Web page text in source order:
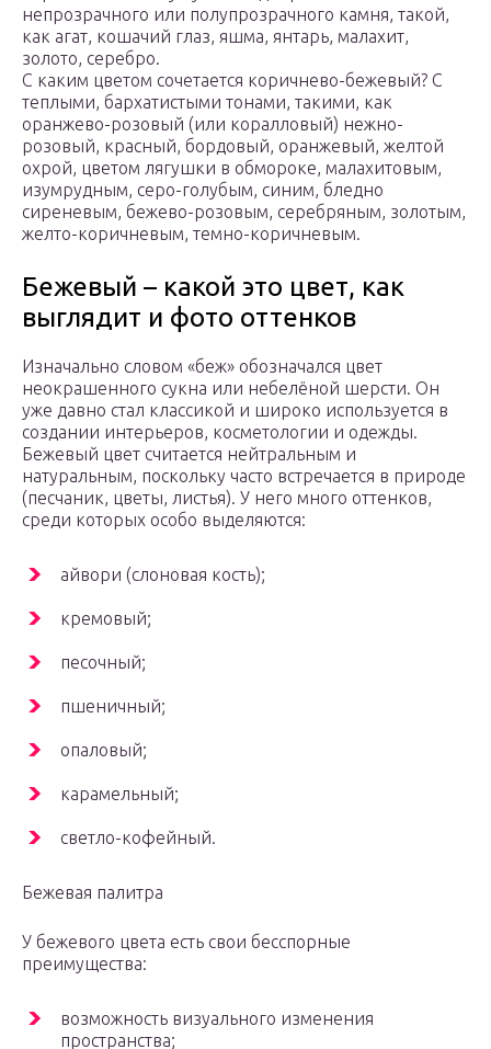
непрозрачного или полупрозрачного камня, такой,
как агат, кошачий глаз, яшма, янтарь, малахит,
золото, серебро.
С каким цветом сочетается коричнево-бежевый? С
теплыми, бархатистыми тонами, такими, как
оранжево-розовый (или коралловый) нежно-
розовый, красный, бордовый, оранжевый, желтой
охрой, цветом лягушки в обмороке, малахитовым,
изумрудным, серо-голубым, синим, бледно
сиреневым, бежево-розовым, серебряным, золотым,
желто-коричневым, темно-коричневым.
Бежевый – какой это цвет, как
выглядит и фото оттенков
Изначально словом «беж» обозначался цвет
неокрашенного сукна или небелёной шерсти. Он
уже давно стал классикой и широко используется в
создании интерьеров, косметологии и одежды.
Бежевый цвет считается нейтральным и
натуральным, поскольку часто встречается в природе
(песчаник, цветы, листья). У него много оттенков,
среди которых особо выделяются:
айвори (слоновая кость);
кремовый;
песочный;
пшеничный;
опаловый;
карамельный;
светло-кофейный.
Бежевая палитра
У бежевого цвета есть свои бесспорные
преимущества:
возможность визуального изменения
пространства;